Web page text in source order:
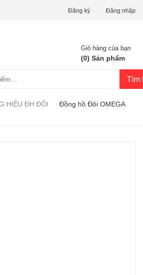
Đăng ký Đăng nhập
Giỏ hàng của bạn
(0) Sản phẩm
Tìm
HIỆU ĐH ĐÔI
Đồng hồ Đôi OMEGA